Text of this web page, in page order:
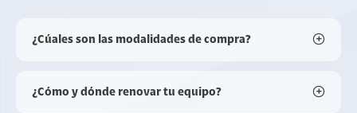
¿Cúales son las modalidades de compra?
¿Cómo y dónde renovar tu equipo?